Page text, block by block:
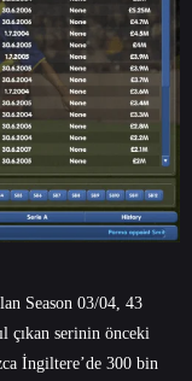
Season 03/04, 43
çıkan serinin önceki
İngiltere’de 300 bin